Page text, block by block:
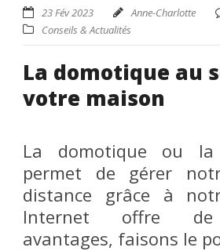
23 Fév 2023 Anne-Charlotte
Conseils & Actualités
La domotique au
votre maison
La domotique ou la
permet de gérer
distance grâce à
Internet offre de
avantages, faisons le